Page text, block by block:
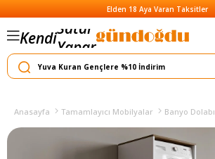
Elden 18 Aya Varan Taksitler
Kendi
Satar
Yapar
Anasayfa Tamamlayıcı Mobilyalar Banyo Dolabı